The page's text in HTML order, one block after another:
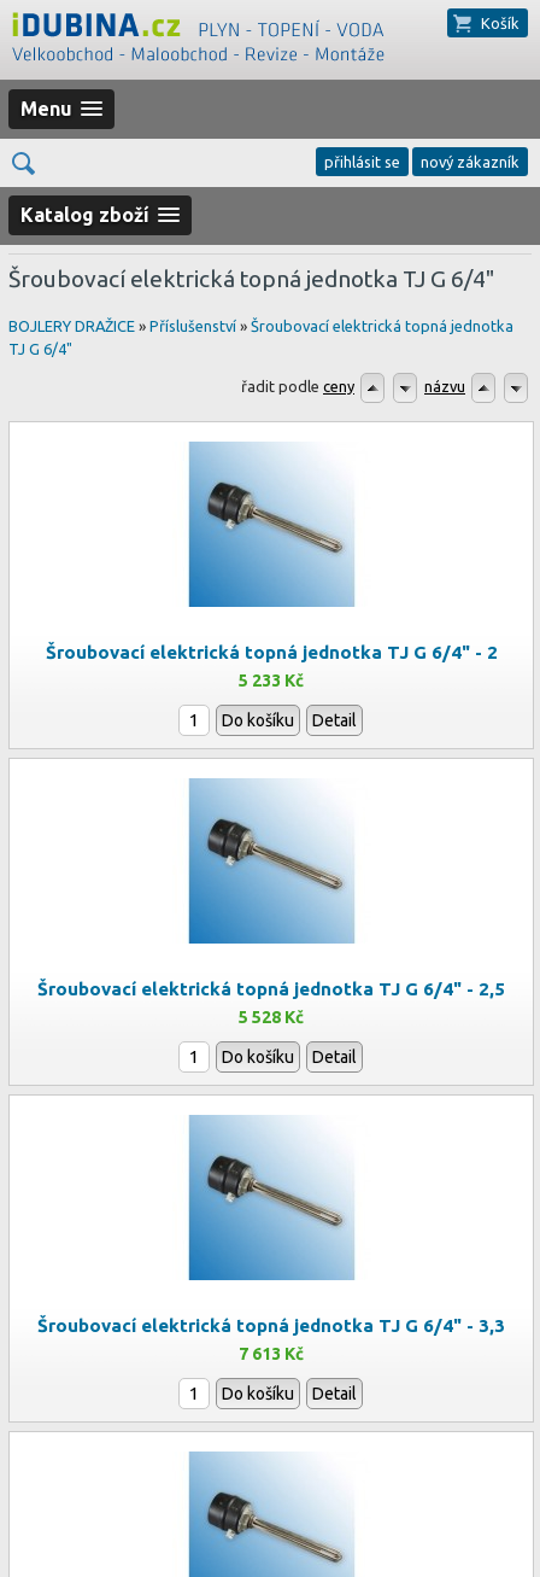
Košík
Menu
přihlásit se nový zákazník
Katalog zboží
Šroubovací elektrická topná jednotka TJ G 6/4"
BOJLERY DRAŽICE » Příslušenství » Šroubovací elektrická topná jednotka
TJ G 6/4"
řadit podle ceny názvu
Šroubovací elektrická topná jednotka TJ G 6/4" - 2
5 233 Kč
Do košíku Detail
Šroubovací elektrická topná jednotka TJ G 6/4" - 2,5
5 528 Kč
Do košíku Detail
Šroubovací elektrická topná jednotka TJ G 6/4" - 3,3
7 613 Kč
Do košíku Detail